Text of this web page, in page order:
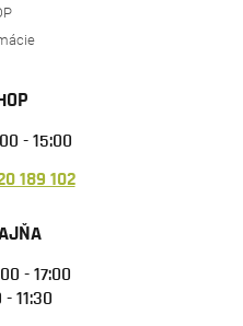
- 15:00
189 102
- 17:00
- 11:30